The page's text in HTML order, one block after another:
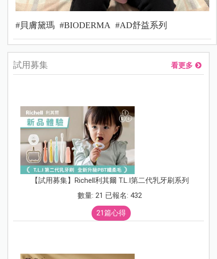
#貝膚黛瑪 #BIODERMA #AD舒益系列
試用募集 看更多
【試用募集】Richell利其爾 T.L.I第二代乳牙刷系列
數量: 21 已報名: 432
21篇心得